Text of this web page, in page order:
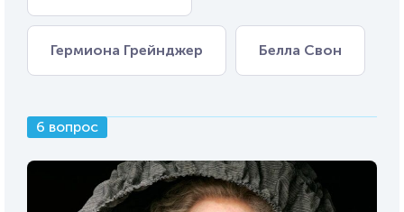
Гермиона Грейнджер Белла Свон
6 вопрос